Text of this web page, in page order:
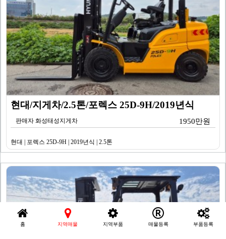
현대/지게차/2.5톤/포렉스 25D-9H/2019년식
판매자 화성태성지게차 1950만원
현대 | 포렉스 25D-9H | 2019년식 | 2.5톤
홈 지역매물 지역부품 매물등록 부품등록